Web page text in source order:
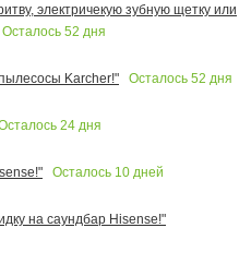
электричекую зубную щетку или
Осталось 52 дня
Karcher!"
Осталось 52 дня
24 дня
Осталось 10 дней
на саундбар Hisense!"